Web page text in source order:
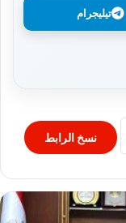
تيليجرام
نسخ الرابط